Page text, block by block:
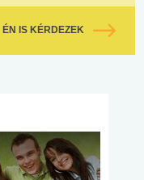
ÉN IS KÉRDEZEK